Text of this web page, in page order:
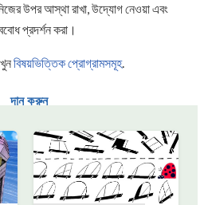
দান করুন
উপর আস্থা রাখা, উদ্যোগ নেওয়া এবং
প্রদর্শন করা।
বিষয়ভিত্তিক প্রোগ্রামসমূহ.